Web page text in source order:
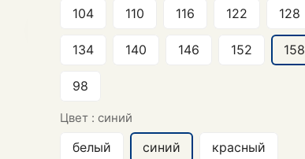
104 110 116 122 128
134 140 146 152 158
98
Цвет : синий
белый синий красный